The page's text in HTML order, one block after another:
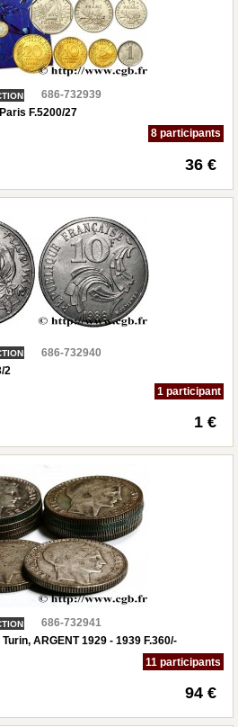
686-732939
F.5200/27
8 participants
36 €
686-732940
2
1 participant
1 €
686-732941
ARGENT 1929 - 1939 F.360/-
11 participants
94 €